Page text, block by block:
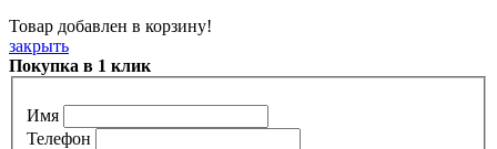
Товар добавлен в корзину!
закрыть
Покупка в 1 клик
Имя
Телефон